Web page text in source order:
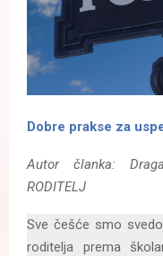
Dobre prakse za
Autor članka:
RODITELJ
Sve češće smo
roditelja prema